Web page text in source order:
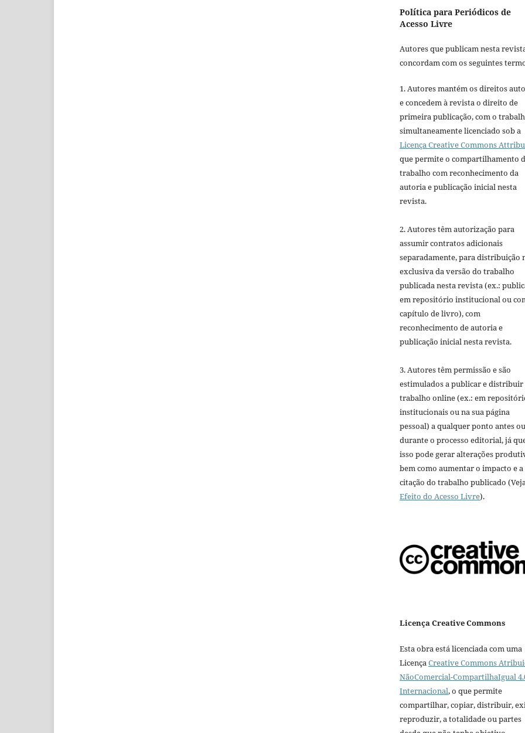
Política para Periódicos de
Acesso Livre
Autores que publicam nesta
concordam com os seguintes
1. Autores mantém os direitos
e concedem à revista o direito de
primeira publicação, com o
simultaneamente licenciado sob a
Licença Creative Commons
que permite o compartilhamento
trabalho com reconhecimento da
autoria e publicação inicial nesta
revista.
2. Autores têm autorização para
assumir contratos adicionais
separadamente, para distribuição
exclusiva da versão do trabalho
publicada nesta revista (ex.:
em repositório institucional ou
capítulo de livro), com
reconhecimento de autoria e
publicação inicial nesta revista.
3. Autores têm permissão e são
estimulados a publicar e distribuir
trabalho online (ex.: em
institucionais ou na sua página
pessoal) a qualquer ponto antes ou
durante o processo editorial, já
isso pode gerar alterações
bem como aumentar o impacto e a
citação do trabalho publicado
Efeito do Acesso Livre).
Licença Creative Commons
Esta obra está licenciada com uma
LicençaCreative Commons
NãoComercial-CompartilhaIgual
Internacional, o que permite
compartilhar, copiar, distribuir,
reproduzir, a totalidade ou partes